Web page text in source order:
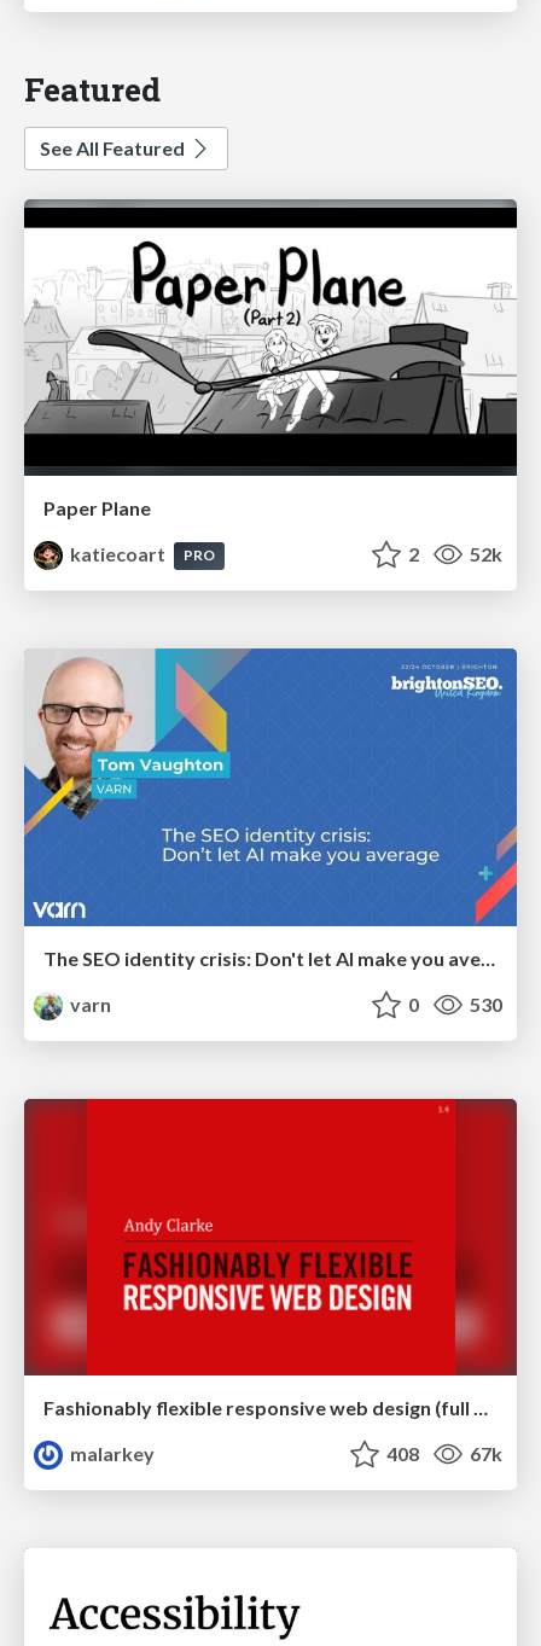
Featured
See All Featured
Paper Plane
katiecoart
PRO 2 52k
The SEO identity crisis: Don't let AI make you average
varn
0 530
Fashionably flexible responsive web design (full day workshop)
malarkey
408 67k